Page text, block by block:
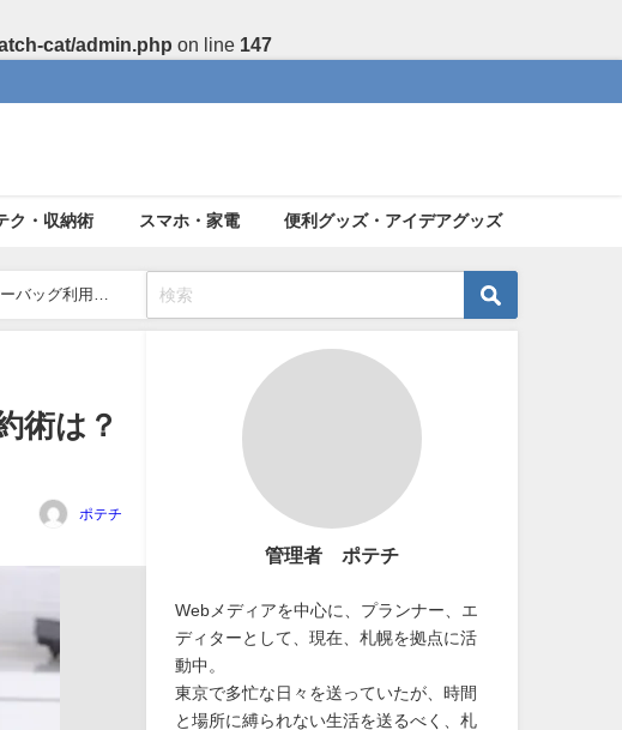
cat/admin.php on line 147
ク・収納術 スマホ・家電 便利グッズ・アイデアグッズ
バッグ利用？7
術は？
ポテチ
管理者 ポテチ
Webメディアを中心に、プランナー、エ
ディターとして、現在、札幌を拠点に活
動中。
東京で多忙な日々を送っていたが、時間
と場所に縛られない生活を送るべく、札